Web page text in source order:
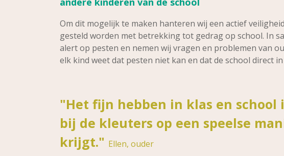
Om dit mogelijk te maken hanteren wij een actief
gesteld worden met betrekking tot gedrag op school. In
alert op pesten en nemen wij vragen en problemen van
elk kind weet dat pesten niet kan en dat de school direct
"Het fijn hebben in klas en school
bij de kleuters op een speelse
krijgt." Ellen, ouder